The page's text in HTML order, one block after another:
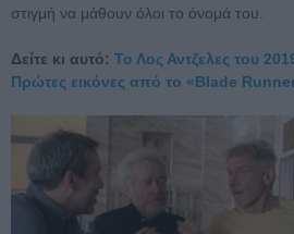
στιγμή να μάθουν όλοι το όνομά του.
Δείτε κι αυτό: Το Λος Αντζελες του
Πρώτες εικόνες από το «Blade